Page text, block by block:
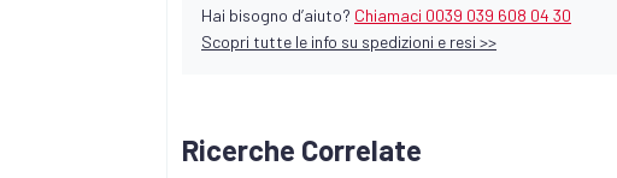
Hai bisogno d’aiuto? Chiamaci 0039 039 608 04 30
Scopri tutte le info su spedizioni e resi >>
Ricerche Correlate